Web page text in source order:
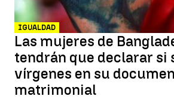
IGUALDAD
Las mujeres de
tendrán que declarar si
vírgenes en su
matrimonial